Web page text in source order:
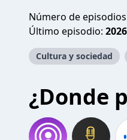
Número de
Último episodio:
Cultura y sociedad
¿Donde